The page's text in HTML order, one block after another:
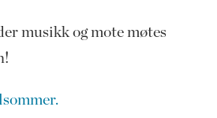
musikk og mote møtes